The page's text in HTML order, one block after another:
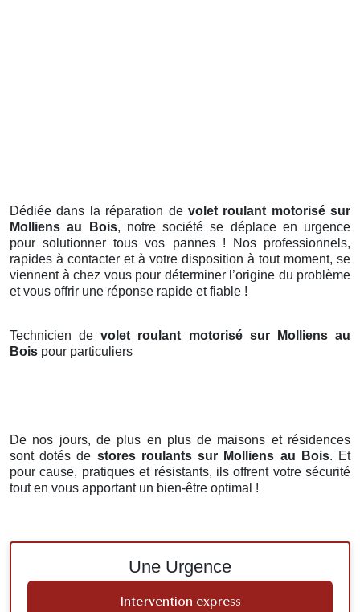
Dédiée dans la réparation de volet roulant motorisé sur
Molliens au Bois, notre société se déplace en urgence
pour solutionner tous vos pannes ! Nos professionnels,
rapides à contacter et à votre disposition à tout moment, se
viennent à chez vous pour déterminer l’origine du problème
et vous offrir une réponse rapide et fiable !
Technicien devolet roulant motorisé sur Molliens au
Bois pour particuliers
De nos jours, de plus en plus de maisons et résidences
sont dotés de stores roulants sur Molliens au Bois. Et
pour cause, pratiques et résistants, ils offrent votre sécurité
tout en vous apportant un bien-être optimal !
Une Urgence
Intervention express